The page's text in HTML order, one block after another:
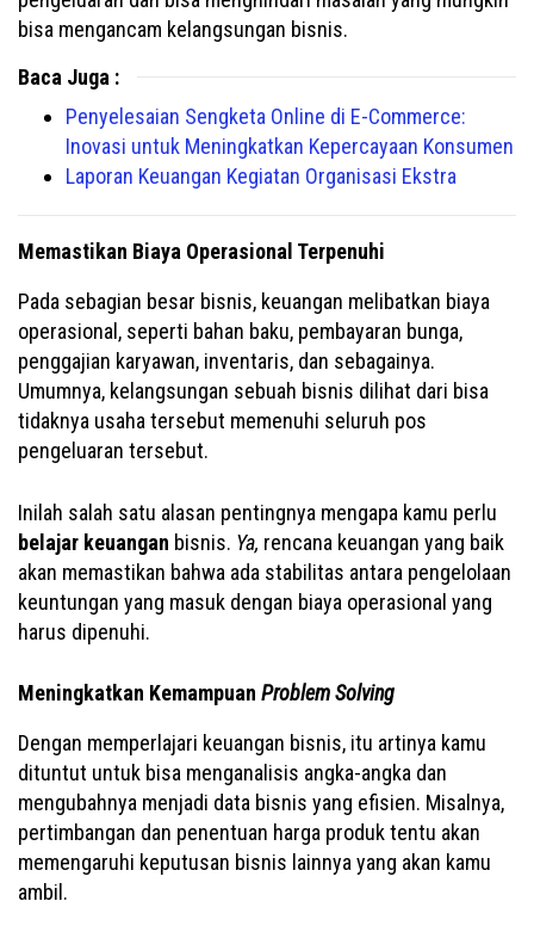
bisa mengancam kelangsungan bisnis.
Baca Juga :
Penyelesaian Sengketa Online di E-Commerce:
Inovasi untuk Meningkatkan Kepercayaan Konsumen
Laporan Keuangan Kegiatan Organisasi Ekstra
Memastikan Biaya Operasional Terpenuhi
Pada sebagian besar bisnis, keuangan melibatkan biaya
operasional, seperti bahan baku, pembayaran bunga,
penggajian karyawan, inventaris, dan sebagainya.
Umumnya, kelangsungan sebuah bisnis dilihat dari bisa
tidaknya usaha tersebut memenuhi seluruh pos
pengeluaran tersebut.
Inilah salah satu alasan pentingnya mengapa kamu perlu
belajar keuangan bisnis. Ya, rencana keuangan yang baik
akan memastikan bahwa ada stabilitas antara pengelolaan
keuntungan yang masuk dengan biaya operasional yang
harus dipenuhi.
Meningkatkan Kemampuan Problem Solving
Dengan memperlajari keuangan bisnis, itu artinya kamu
dituntut untuk bisa menganalisis angka-angka dan
mengubahnya menjadi data bisnis yang efisien. Misalnya,
pertimbangan dan penentuan harga produk tentu akan
memengaruhi keputusan bisnis lainnya yang akan kamu
ambil.